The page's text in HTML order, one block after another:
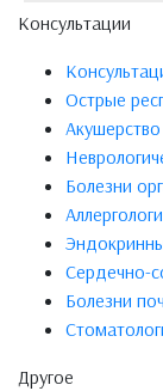
Консультации
Острые
Акушерство
Болезни
Сердечно-
Болезни
Другое